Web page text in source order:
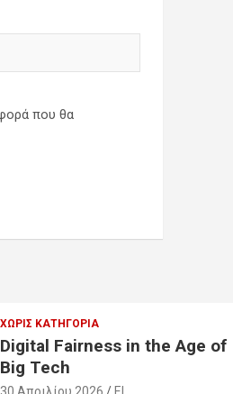
που θα
ΧΩΡΊΣ ΚΑΤΗΓΟΡΊΑ
Digital Fairness in the Age of
Big Tech
30 Απριλίου 2026 EL